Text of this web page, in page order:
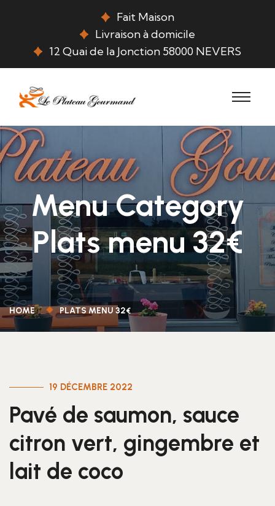
Fait Maison
Livraison à domicile
12 Quai de la Jonction 58000 NEVERS
Menu Category
Plats menu 32€
HOME PLATS MENU 32€
19 DÉCEMBRE 2022
Pavé de saumon, sauce
citron vert, gingembre et
lait de coco